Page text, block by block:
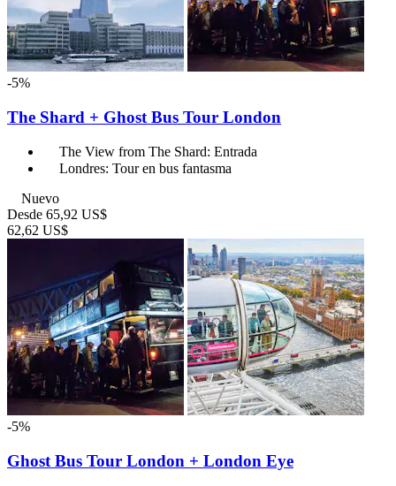
-5%
The Shard + Ghost Bus Tour London
The View from The Shard: Entrada
Londres: Tour en bus fantasma
Nuevo
Desde 65,92 US$
62,62 US$
-5%
Ghost Bus Tour London + London Eye